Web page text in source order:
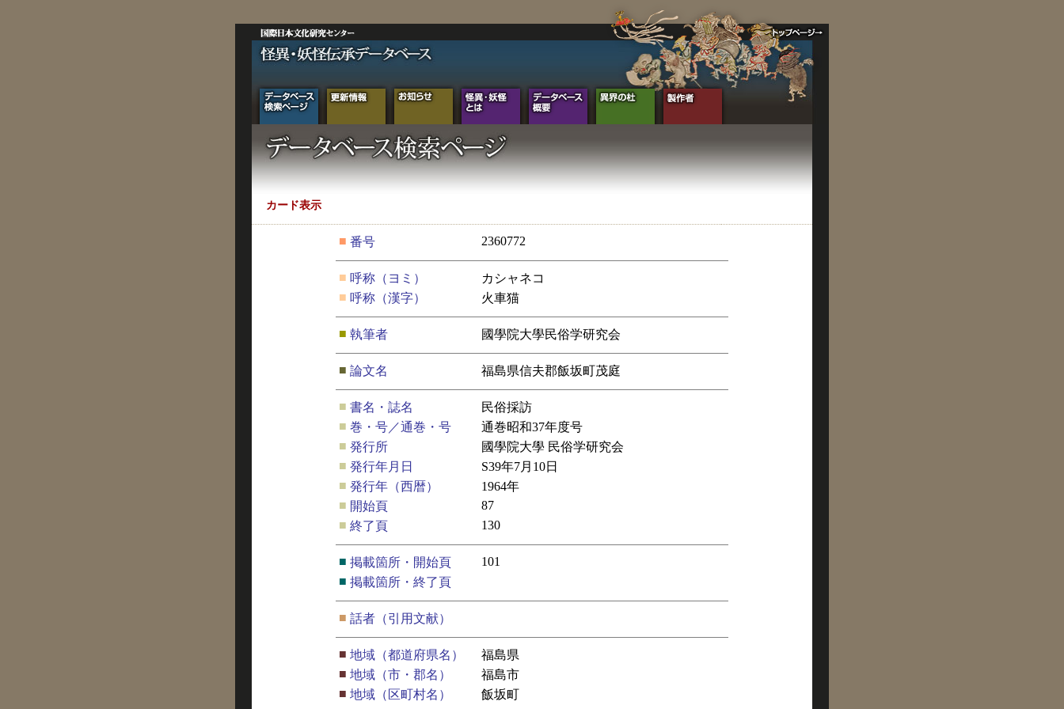
カード表示
■ 番号 2360772
■ 呼称（ヨミ）
カシャネコ
■ 呼称（漢字） 火車猫
■ 執筆者 國學院大學民俗学研究会
■ 論文名 福島県信夫郡飯坂町茂庭
■ 書名・誌名
民俗採訪
■ 巻・号／通巻・号
通巻昭和37年度号
■ 発行所
國學院大學 民俗学研究会
■ 発行年月日
S39年7月10日
■ 発行年（西暦）
1964年
■ 開始頁
87
■ 終了頁 130
■ 掲載箇所・開始頁
101
■ 掲載箇所・終了頁
■ 話者（引用文献）
■ 地域（都道府県名）
福島県
■ 地域（市・郡名）
福島市
■ 地域（区町村名） 飯坂町